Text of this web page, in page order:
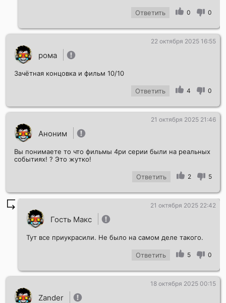
Ответить 0 0
рома
22 октября 2025 16:55
Зачётная концовка и фильм 10/10
Ответить 4 0
Аноним
21 октября 2025 21:46
Вы понимаете то что фильмы 4ри серии были на реальных
событиях! ? Это жутко!
Ответить 2 5
Гость Макс
21 октября 2025 22:42
Тут все приукрасили. Не было на самом деле такого.
Ответить 5 0
Zander
18 октября 2025 00:15